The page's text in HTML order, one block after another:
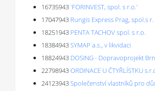
16735943'FORINVEST, spol. s r.o.'
17047943 Rungis Express Prag, spol.s
18251943 PENTA TACHOV spol. s r.o.
18384943SYMAP a.s., v likvidaci
18824943 DOSING - Dopravoprojekt
22798943ORDINACE U ČTYŘLÍSTKU
24123943Společenství vlastníků pro